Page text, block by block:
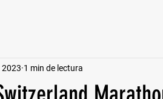
2023 1 min de lectura